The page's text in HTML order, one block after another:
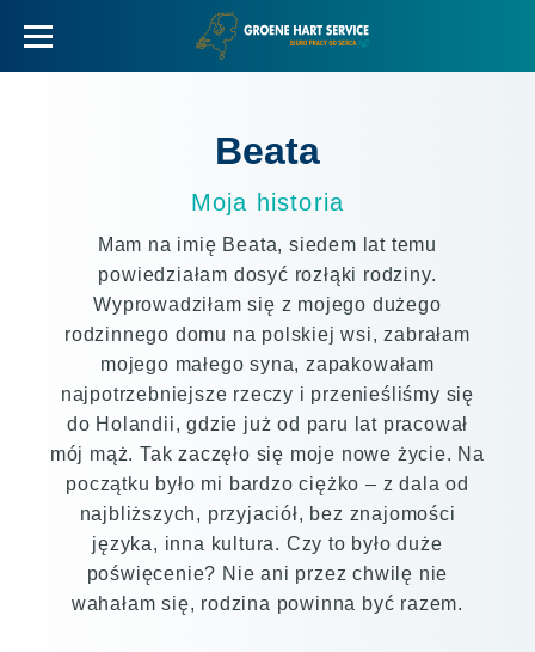
Beata
Moja historia
Mam na imię Beata, siedem lat temu
powiedziałam dosyć rozłąki rodziny.
Wyprowadziłam się z mojego dużego
rodzinnego domu na polskiej wsi, zabrałam
mojego małego syna, zapakowałam
najpotrzebniejsze rzeczy i przenieśliśmy się
do Holandii, gdzie już od paru lat pracował
mój mąż. Tak zaczęło się moje nowe życie. Na
początku było mi bardzo ciężko – z dala od
najbliższych, przyjaciół, bez znajomości
języka, inna kultura. Czy to było duże
poświęcenie? Nie ani przez chwilę nie
wahałam się, rodzina powinna być razem.